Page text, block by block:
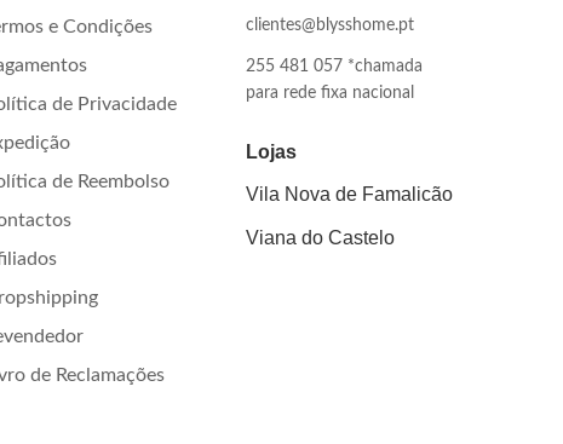
e Condições
de Privacidade
de Reembolso
de Reclamações
clientes@blysshome.pt
255 481 057 *chamada
para rede fixa nacional
Lojas
Vila Nova de Famalicão
Viana do Castelo